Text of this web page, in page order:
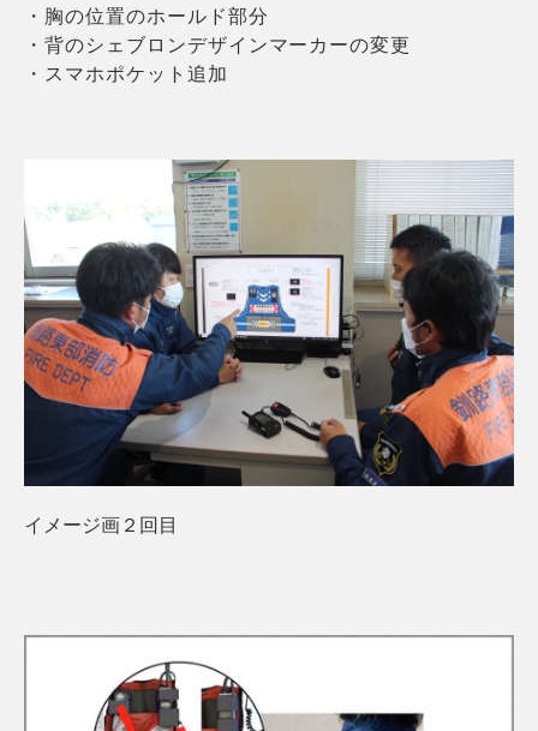
・胸の位置のホールド部分
・背のシェブロンデザインマーカーの変更
・スマホポケット追加
イメージ画２回目